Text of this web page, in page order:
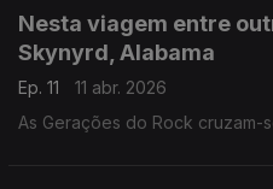
Nesta viagem entre
Skynyrd, Alabama
Ep. 11
11 abr. 2026
As Gerações do Rock cruzam-